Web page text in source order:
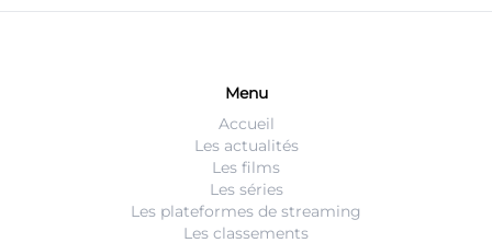
Menu
Accueil
Les actualités
Les films
Les séries
Les plateformes de streaming
Les classements